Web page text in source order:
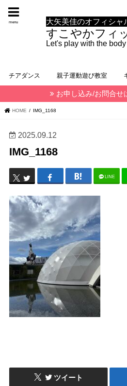
大矢美佳のオフィシャ
すこやかフィ
Let's play with the body
menu
チアダンス 親子運動遊び教室
お申し込み/お問合せ
HOME IMG_1168
2025.09.12
IMG_1168
LINE
ツイート